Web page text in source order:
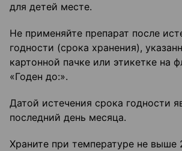
для детей месте.
Не применяйте препарат после
годности (срока хранения),
картонной пачке или этикетке на
«Годен до:».
Датой истечения срока годности
последний день месяца.
Храните при температуре не выше